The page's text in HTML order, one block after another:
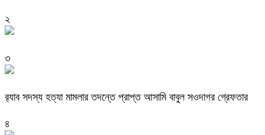
২
৩
র‌্যাব সদস্য হত্যা মামলার তদন্তে প্রাপ্ত আসামি বাবুল সওদাগর গ্রেফতার
৪